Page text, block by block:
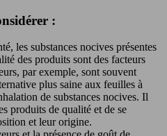
:
les substances nocives présentes
des produits sont des facteurs
par exemple, sont souvent
plus saine aux feuilles à
de substances nocives. Il
produits de qualité et de se
et leur origine.